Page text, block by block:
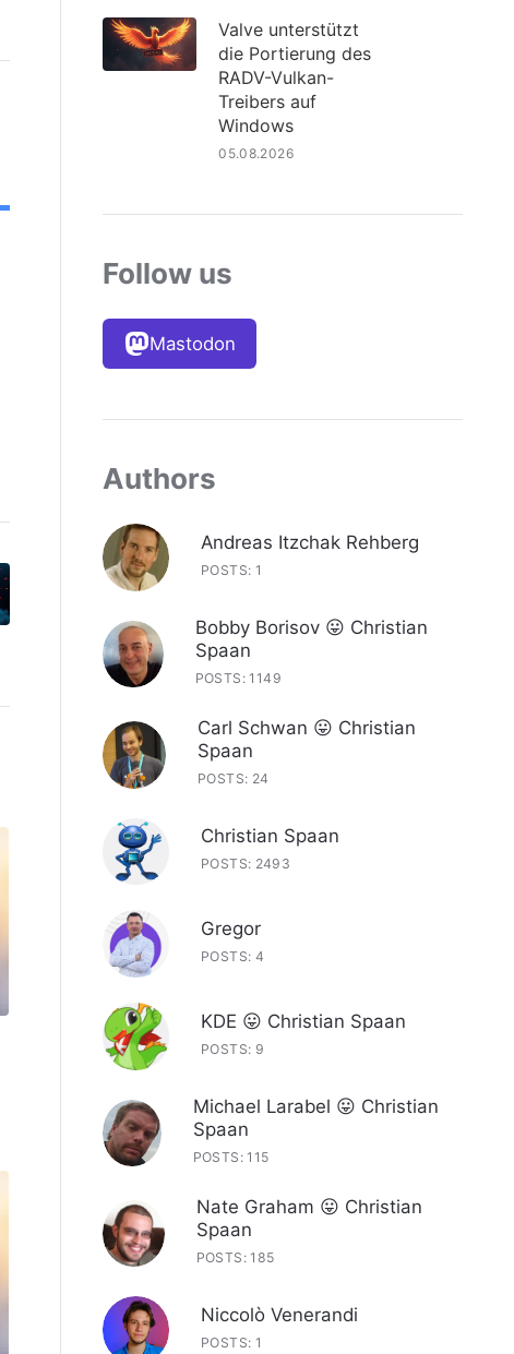
Valve unterstützt
die Portierung des
RADV-Vulkan-
Treibers auf
Windows
05.08.2026
Follow us
Mastodon
Authors
Andreas Itzchak Rehberg
POSTS: 1
Bobby Borisov 😛 Christian
Spaan
POSTS: 1149
Carl Schwan 😛 Christian
Spaan
POSTS: 24
Christian Spaan
POSTS: 2493
Gregor
POSTS: 4
KDE 😛 Christian Spaan
POSTS: 9
Michael Larabel 😛 Christian
Spaan
POSTS: 115
Nate Graham 😛 Christian
Spaan
POSTS: 185
Niccolò Venerandi
POSTS: 1